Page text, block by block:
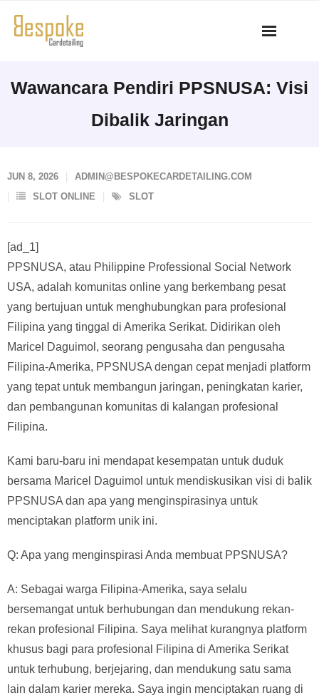
Wawancara Pendiri PPSNUSA: Visi
Dibalik Jaringan
JUN 8, 2026
ADMIN@BESPOKECARDETAILING.COM
SLOT ONLINE
SLOT
[ad_1]
PPSNUSA, atau Philippine Professional Social Network
USA, adalah komunitas online yang berkembang pesat
yang bertujuan untuk menghubungkan para profesional
Filipina yang tinggal di Amerika Serikat. Didirikan oleh
Maricel Daguimol, seorang pengusaha dan pengusaha
Filipina-Amerika, PPSNUSA dengan cepat menjadi platform
yang tepat untuk membangun jaringan, peningkatan karier,
dan pembangunan komunitas di kalangan profesional
Filipina.
Kami baru-baru ini mendapat kesempatan untuk duduk
bersama Maricel Daguimol untuk mendiskusikan visi di balik
PPSNUSA dan apa yang menginspirasinya untuk
menciptakan platform unik ini.
Q: Apa yang menginspirasi Anda membuat PPSNUSA?
A: Sebagai warga Filipina-Amerika, saya selalu
bersemangat untuk berhubungan dan mendukung rekan-
rekan profesional Filipina. Saya melihat kurangnya platform
khusus bagi para profesional Filipina di Amerika Serikat
untuk terhubung, berjejaring, dan mendukung satu sama
lain dalam karier mereka. Saya ingin menciptakan ruang di